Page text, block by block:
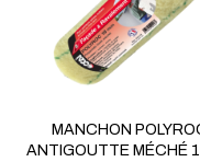
MANCHON
ANTIGOUTTE MÉCHÉ